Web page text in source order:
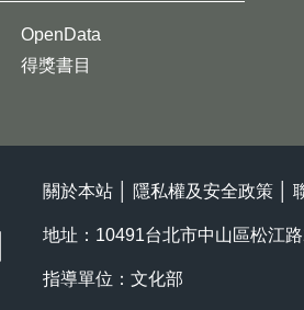
OpenData
得獎書目
關於本站 隱私權及安全政策
地址：10491台北市中山區松江
指導單位：文化部